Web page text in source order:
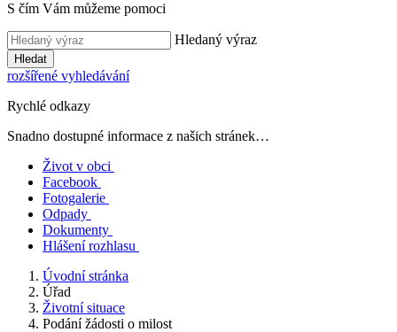
S čím Vám můžeme pomoci
Hledaný výraz
Hledat
rozšířené vyhledávání
Rychlé odkazy
Snadno dostupné informace z našich stránek…
Život v obci
Facebook
Fotogalerie
Odpady
Dokumenty
Hlášení rozhlasu
Úvodní stránka
Úřad
Životní situace
Podání žádosti o milost